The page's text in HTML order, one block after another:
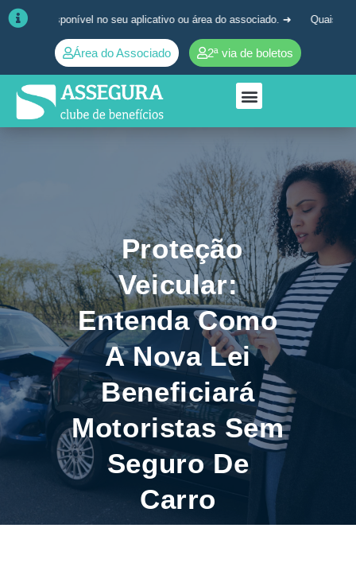
no seu aplicativo ou área do associado. ➜ Quaisquer dúvidas, entre
Área do Associado 2ª via de boletos
Proteção
Veicular:
Entenda Como
A Nova Lei
Beneficiará
Motoristas Sem
Seguro De
Carro